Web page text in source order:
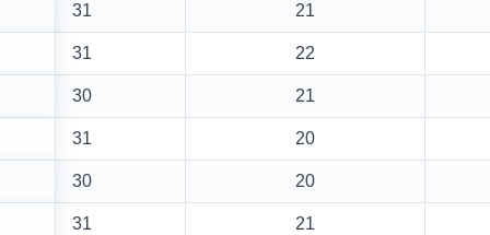
31 21
31 22
30 21
31 20
30 20
31 21